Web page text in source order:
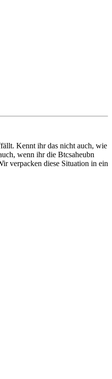
Kennt ihr das nicht auch, wie
wenn ihr die Btcsaheubn
verpacken diese Situation in ein